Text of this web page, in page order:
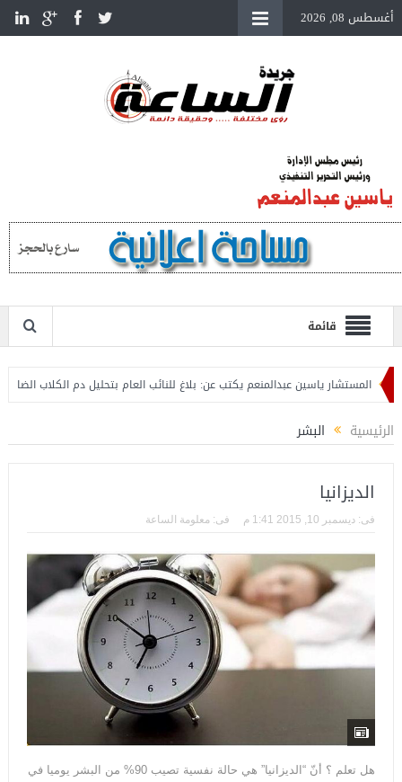
أغسطس 08, 2026
قائمة
المستشار ياسين عبدالمنعم يكتب عن: بلاغ للنائب العام بتحليل دم الكلاب الضالة
الرئيسية البشر
الديزانيا
فى: ديسمبر 10, 2015 1:41 م فى: معلومة الساعة
هل تعلم ؟ أنّ “الديزانيا” هي حالة نفسية تصيب 90% من البشر يوميا في